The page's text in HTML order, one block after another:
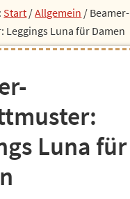
Start /Allgemein / Beamer-
Leggings Luna für Damen
Luna für